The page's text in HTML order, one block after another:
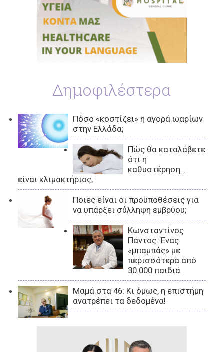
Δημοφιλέστερα
Πόσο «κοστίζει» η αγορά ωαρίων
στην Ελλάδα;
Πώς θα καταλάβετε
ότι η
καθυστέρηση…
είναι κλιμακτήριος;
Ποιες είναι οι προϋποθέσεις για
να υπάρξει σύλληψη εμβρύου;
Κωνσταντίνος
Πάντος: Ένας
«μπαμπάς» με
περισσότερα από
30.000 παιδιά
Μαμά στα 46: Κι όμως, η επιστήμη
ανατρέπει τα δεδομένα!